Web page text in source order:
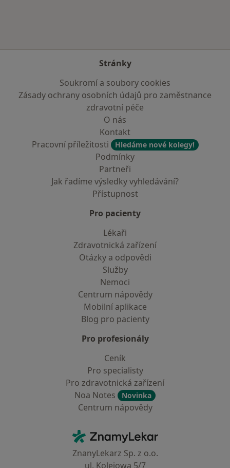
Stránky
Soukromí a soubory cookies
Zásady ochrany osobních údajů pro zaměstnance
zdravotní péče
O nás
Kontakt
Pracovní příležitosti
Hledáme nové kolegy!
Podmínky
Partneři
Jak řadíme výsledky vyhledávání?
Přístupnost
Pro pacienty
Lékaři
Zdravotnická zařízení
Otázky a odpovědi
Služby
Nemoci
Centrum nápovědy
Mobilní aplikace
Blog pro pacienty
Pro profesionály
Ceník
Pro specialisty
Pro zdravotnická zařízení
Noa Notes
Novinka
Centrum nápovědy
ZnamyLekar - Hlavní stránka
ZnanyLekarz Sp. z o.o.
ul. Kolejowa 5/7